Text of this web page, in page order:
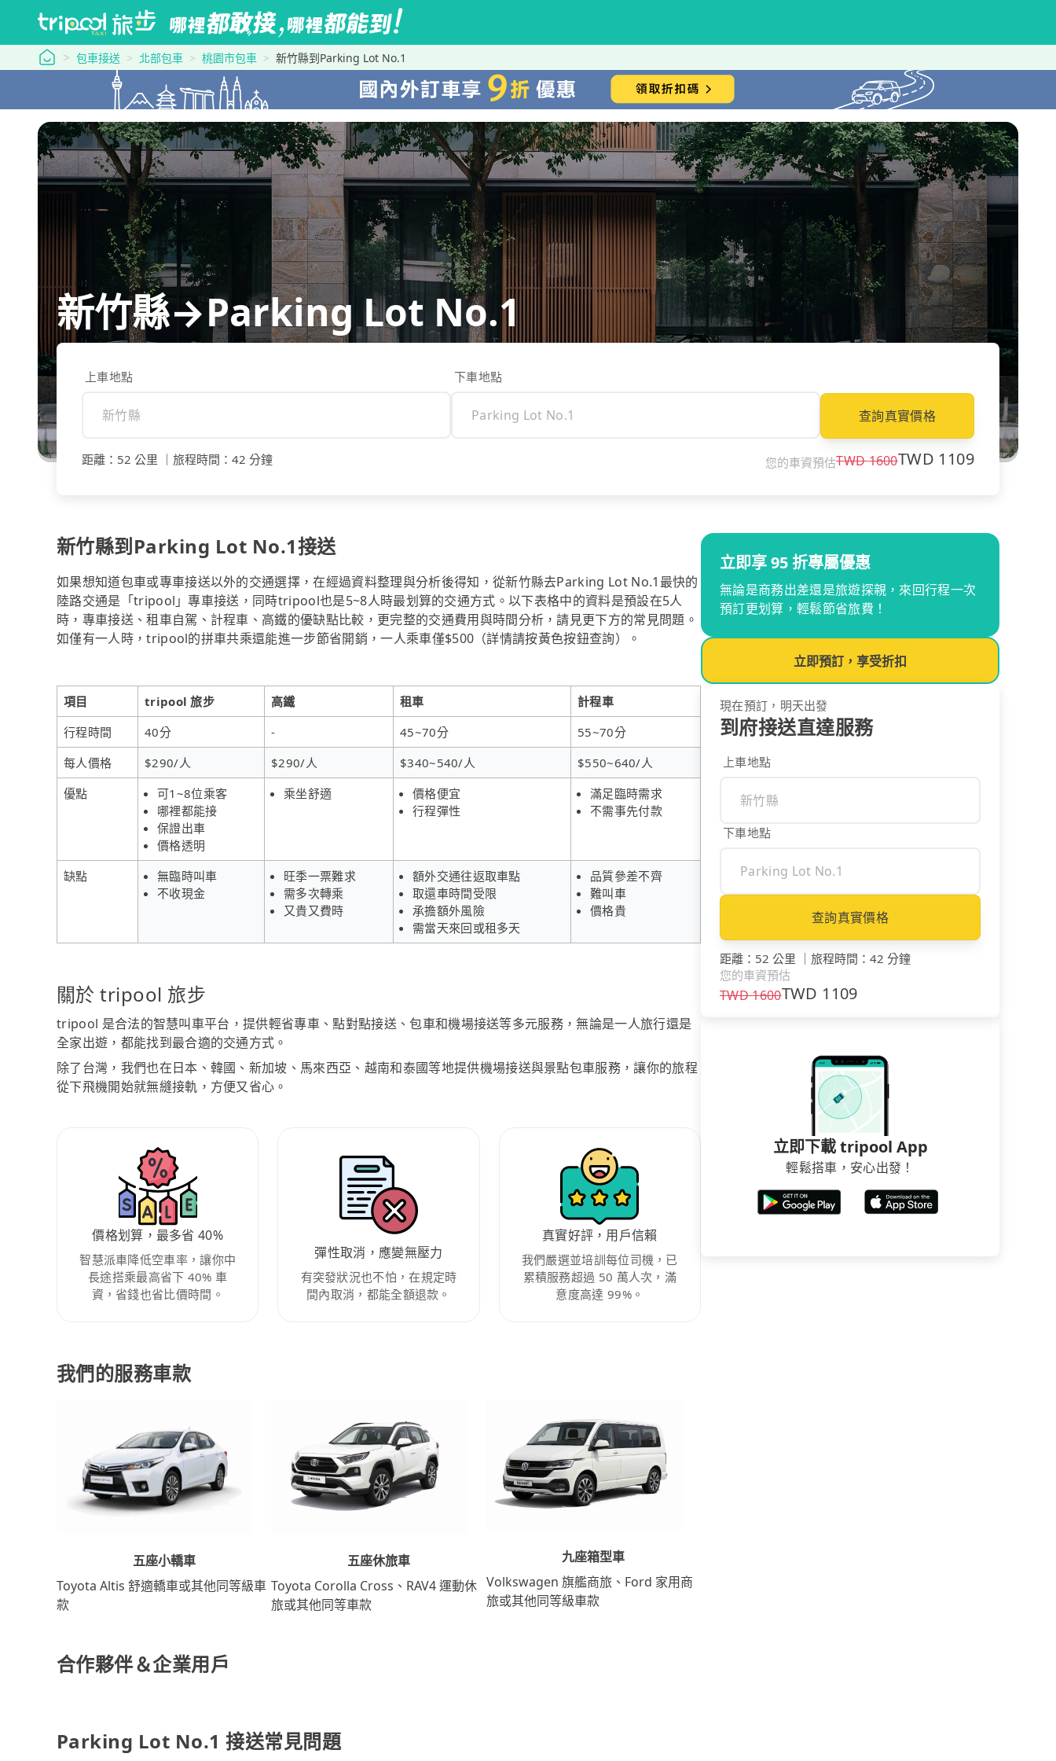
tripool 旅步
包車接送 北部包車 桃園市包車 新竹縣到Parking Lot No.1
新竹縣→Parking Lot No.1
上車地點 下車地點
查詢真實價格
距離 ： 52 公里 旅程時間 ： 42 分鐘 您的車資預估TWD1600TWD 1109
新竹縣到Parking Lot No.1接送
如果想知道包車或專車接送以外的交通選擇，在經過資料整理與分析後得知，從新竹縣去Parking Lot No.1最快的
陸路交通是「tripool」專車接送，同時tripool也是5~8人時最划算的交通方式。以下表格中的資料是預設在5人
時，專車接送、租車自駕、計程車、高鐵的優缺點比較，更完整的交通費用與時間分析，請見更下方的常見問題。
如僅有一人時，tripool的拼車共乘還能進一步節省開銷，一人乘車僅$500（詳情請按黃色按鈕查詢）。
項目 tripool 旅步 高鐵 租車
計程車
行程時間
40分 - 45~70分
55~70分
每人價格
$290/人 $290/人 $340~540/人
$550~640/人
優點
可1~8位乘客
哪裡都能接
保證出車
價格透明
乘坐舒適
價格便宜
行程彈性
滿足臨時需求
不需事先付款
缺點
無臨時叫車
不收現金
旺季一票難求
需多次轉乘
又貴又費時
額外交通往返取車點
取還車時間受限
承擔額外風險
需當天來回或租多天
品質參差不齊
難叫車
價格貴
關於 tripool 旅步
tripool 是合法的智慧叫車平台，提供輕省專車、點對點接送、包車和機場接送等多元服務，無論是一人旅行還是
全家出遊，都能找到最合適的交通方式。
除了台灣，我們也在日本、韓國、新加坡、馬來西亞、越南和泰國等地提供機場接送與景點包車服務，讓你的旅程
從下飛機開始就無縫接軌，方便又省心。
價格划算，最多省 40%
智慧派車降低空車率，讓你中
長途搭乘最高省下 40% 車
資，省錢也省比價時間。
彈性取消，應變無壓力
有突發狀況也不怕，在規定時
間內取消，都能全額退款。
真實好評，用戶信賴
我們嚴選並培訓每位司機，已
累積服務超過 50 萬人次，滿
意度高達 99%。
我們的服務車款
五座小轎車
Toyota Altis 舒適轎車或其他同等級車
款
五座休旅車
Toyota Corolla Cross、RAV4 運動休
旅或其他同等車款
九座箱型車
Volkswagen 旗艦商旅、Ford 家用商
旅或其他同等級車款
合作夥伴＆企業用戶
Parking Lot No.1 接送常見問題
立即享 95 折專屬優惠
無論是商務出差還是旅遊探親，來回行程一次
預訂更划算，輕鬆節省旅費！
立即預訂，享受折扣
現在預訂，明天出發
到府接送直達服務
上車地點
下車地點
查詢真實價格
距離 ： 52 公里 ｜ 旅程時間 ： 42 分鐘
您的車資預估
TWD1600TWD 1109
立即下載 tripool App
輕鬆搭車，安心出發！